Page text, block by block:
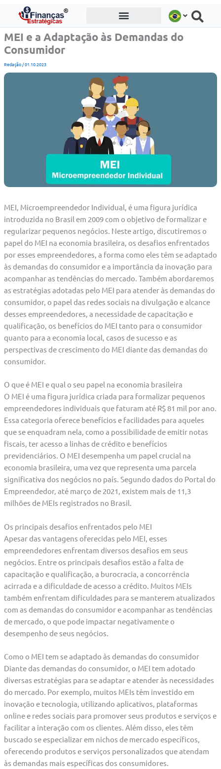
conteúdo
MEI e a Adaptação às Demandas do
Consumidor
Redação/01.10.2023
MEI, Microempreendedor Individual, é uma figura jurídica
introduzida no Brasil em 2009 com o objetivo de formalizar e
regularizar pequenos negócios. Neste artigo, discutiremos o
papel do MEI na economia brasileira, os desafios enfrentados
por esses empreendedores, a forma como eles têm se adaptado
às demandas do consumidor e a importância da inovação para
acompanhar as tendências do mercado. Também abordaremos
as estratégias adotadas pelo MEI para atender às demandas do
consumidor, o papel das redes sociais na divulgação e alcance
desses empreendedores, a necessidade de capacitação e
qualificação, os benefícios do MEI tanto para o consumidor
quanto para a economia local, casos de sucesso e as
perspectivas de crescimento do MEI diante das demandas do
consumidor.
O que é MEI e qual o seu papel na economia brasileira
O MEI é uma figura jurídica criada para formalizar pequenos
empreendedores individuais que faturam até R$ 81 mil por ano.
Essa categoria oferece benefícios e facilidades para aqueles
que se enquadram nela, como a possibilidade de emitir notas
fiscais, ter acesso a linhas de crédito e benefícios
previdenciários. O MEI desempenha um papel crucial na
economia brasileira, uma vez que representa uma parcela
significativa dos negócios no país. Segundo dados do Portal do
Empreendedor, até março de 2021, existem mais de 11,3
milhões de MEIs registrados no Brasil.
Os principais desafios enfrentados pelo MEI
Apesar das vantagens oferecidas pelo MEI, esses
empreendedores enfrentam diversos desafios em seus
negócios. Entre os principais desafios estão a falta de
capacitação e qualificação, a burocracia, a concorrência
acirrada e a dificuldade de acesso a crédito. Muitos MEIs
também enfrentam dificuldades para se manterem atualizados
com as demandas do consumidor e acompanhar as tendências
de mercado, o que pode impactar negativamente o
desempenho de seus negócios.
Como o MEI tem se adaptado às demandas do consumidor
Diante das demandas do consumidor, o MEI tem adotado
diversas estratégias para se adaptar e atender às necessidades
do mercado. Por exemplo, muitos MEIs têm investido em
inovação e tecnologia, utilizando aplicativos, plataformas
online e redes sociais para promover seus produtos e serviços e
facilitar a interação com os clientes. Além disso, eles têm
buscado se especializar em nichos de mercado específicos,
oferecendo produtos e serviços personalizados que atendam
às demandas mais específicas dos consumidores.